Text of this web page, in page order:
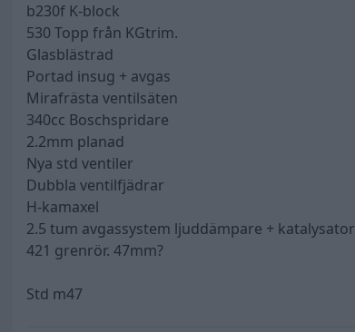
b230f K-block
530 Topp från KGtrim.
Glasblästrad
Portad insug + avgas
Mirafrästa ventilsäten
340cc Boschspridare
2.2mm planad
Nya std ventiler
Dubbla ventilfjädrar
H-kamaxel
2.5 tum avgassystem ljuddämpare + katalysator
421 grenrör. 47mm?
Std m47